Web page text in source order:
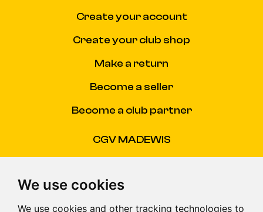
We use cookies
We use cookies and other tracking technologies to
Create your account
Create your club shop
Make a return
Become a seller
Become a club partner
CGV MADEWIS
FAQ